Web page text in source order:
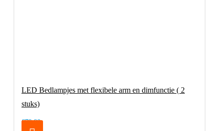
LED Bedlampjes met flexibele arm en dimfunctie ( 2
stuks)
€79,00